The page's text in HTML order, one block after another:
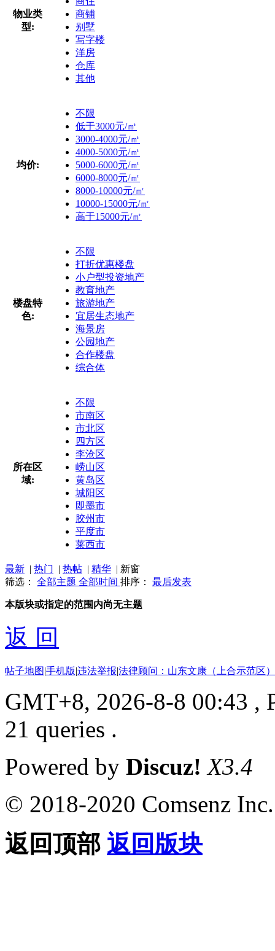
物业类
型:
商铺
别墅
写字楼
洋房
仓库
其他
均价:
不限
低于3000元/㎡
3000-4000元/㎡
4000-5000元/㎡
5000-6000元/㎡
6000-8000元/㎡
8000-10000元/㎡
10000-15000元/㎡
高于15000元/㎡
楼盘特
色:
不限
打折优惠楼盘
小户型投资地产
教育地产
旅游地产
宜居生态地产
海景房
公园地产
合作楼盘
综合体
所在区
域:
不限
市南区
市北区
四方区
李沧区
崂山区
黄岛区
城阳区
即墨市
胶州市
平度市
莱西市
最新 | 热门 | 热帖 | 精华 | 新窗
筛选： 全部主题 全部时间 排序： 最后发表
本版块或指定的范围内尚无主题
返 回
帖子地图|手机版|违法举报|法律顾问：山东文康（上合示范区
GMT+8, 2026-8-8 00:43 ,
21 queries .
Powered by Discuz! X3.4
© 2018-2020 Comsenz Inc.
返回顶部 返回版块